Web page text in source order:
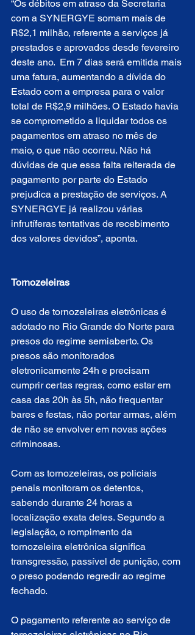
“Os débitos em atraso da Secretaria
com a SYNERGYE somam mais de
R$2,1 milhão, referente a serviços já
prestados e aprovados desde fevereiro
deste ano.  Em 7 dias será emitida mais
uma fatura, aumentando a dívida do
Estado com a empresa para o valor
total de R$2,9 milhões. O Estado havia
se comprometido a liquidar todos os
pagamentos em atraso no mês de
maio, o que não ocorreu. Não há
dúvidas de que essa falta reiterada de
pagamento por parte do Estado
prejudica a prestação de serviços. A
SYNERGYE já realizou várias
infrutíferas tentativas de recebimento
dos valores devidos”, aponta.
Tornozeleiras
O uso de tornozeleiras eletrônicas é
adotado no Rio Grande do Norte para
presos do regime semiaberto. Os
presos são monitorados
eletronicamente 24h e precisam
cumprir certas regras, como estar em
casa das 20h às 5h, não frequentar
bares e festas, não portar armas, além
de não se envolver em novas ações
criminosas.
Com as tornozeleiras, os policiais
penais monitoram os detentos,
sabendo durante 24 horas a
localização exata deles. Segundo a
legislação, o rompimento da
tornozeleira eletrônica significa
transgressão, passível de punição, com
o preso podendo regredir ao regime
fechado.
O pagamento referente ao serviço de